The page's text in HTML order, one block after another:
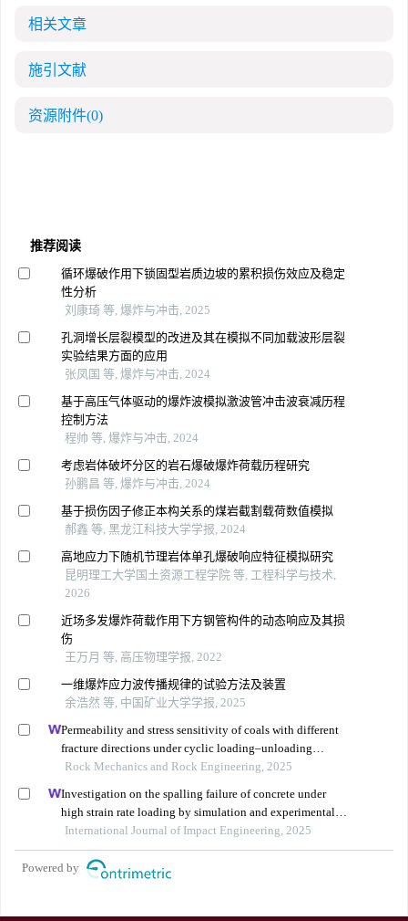
相关文章
施引文献
资源附件(0)
推荐阅读
循环爆破作用下锁固型岩质边坡的累积损伤效应及稳定
性分析
刘康琦 等, 爆炸与冲击, 2025
孔洞增长层裂模型的改进及其在模拟不同加载波形层裂
实验结果方面的应用
张凤国 等, 爆炸与冲击, 2024
基于高压气体驱动的爆炸波模拟激波管冲击波衰减历程
控制方法
程帅 等, 爆炸与冲击, 2024
考虑岩体破坏分区的岩石爆破爆炸荷载历程研究
孙鹏昌 等, 爆炸与冲击, 2024
基于损伤因子修正本构关系的煤岩截割载荷数值模拟
郝鑫 等, 黑龙江科技大学学报, 2024
高地应力下随机节理岩体单孔爆破响应特征模拟研究
昆明理工大学国土资源工程学院 等, 工程科学与技术,
2026
近场多发爆炸荷载作用下方钢管构件的动态响应及其损
伤
王万月 等, 高压物理学报, 2022
一维爆炸应力波传播规律的试验方法及装置
余浩然 等, 中国矿业大学学报, 2025
Permeability and stress sensitivity of coals with different
fracture directions under cyclic loading–unloading
conditions: a case study of the xutuan coal mine in
Rock Mechanics and Rock Engineering, 2025
Investigation on the spalling failure of concrete under
high strain rate loading by simulation and experimental
method
International Journal of Impact Engineering, 2025
Powered by